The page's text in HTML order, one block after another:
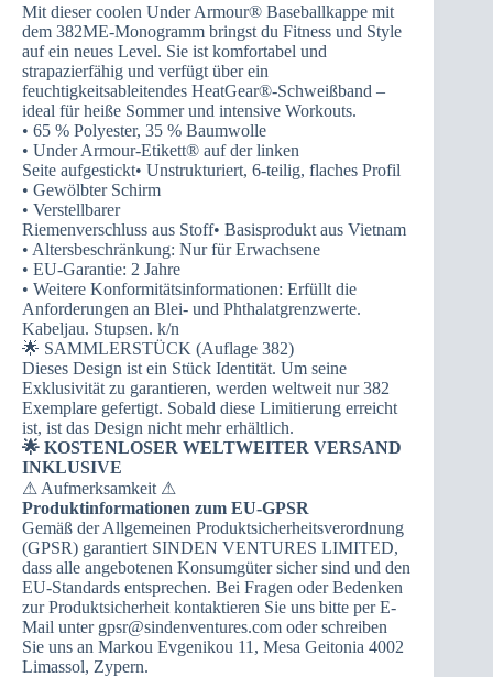
Mit dieser coolen Under Armour® Baseballkappe mit
dem 382ME-Monogramm bringst du Fitness und Style
auf ein neues Level. Sie ist komfortabel und
strapazierfähig und verfügt über ein
feuchtigkeitsableitendes HeatGear®-Schweißband –
ideal für heiße Sommer und intensive Workouts.
• 65 % Polyester, 35 % Baumwolle
• Under Armour-Etikett® auf der linken
Seite aufgestickt• Unstrukturiert, 6-teilig, flaches Profil
• Gewölbter Schirm
• Verstellbarer
Riemenverschluss aus Stoff• Basisprodukt aus Vietnam
• Altersbeschränkung: Nur für Erwachsene
• EU-Garantie: 2 Jahre
• Weitere Konformitätsinformationen: Erfüllt die
Anforderungen an Blei- und Phthalatgrenzwerte.
Kabeljau. Stupsen. k/n
🌟 SAMMLERSTÜCK (Auflage 382)
Dieses Design ist ein Stück Identität. Um seine
Exklusivität zu garantieren, werden weltweit nur 382
Exemplare gefertigt. Sobald diese Limitierung erreicht
ist, ist das Design nicht mehr erhältlich.
🌟 KOSTENLOSER WELTWEITER VERSAND
INKLUSIVE
⚠ Aufmerksamkeit ⚠
Produktinformationen zum EU-GPSR
Gemäß der Allgemeinen Produktsicherheitsverordnung
(GPSR) garantiert SINDEN VENTURES LIMITED,
dass alle angebotenen Konsumgüter sicher sind und den
EU-Standards entsprechen. Bei Fragen oder Bedenken
zur Produktsicherheit kontaktieren Sie uns bitte per E-
Mail unter gpsr@sindenventures.com oder schreiben
Sie uns an Markou Evgenikou 11, Mesa Geitonia 4002
Limassol, Zypern.